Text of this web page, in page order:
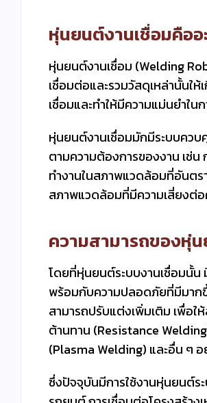
หุ่นยนต์งานเชื่อมคืออ
หุ่นยนต์งานเชื่อม (Welding
เชื่อมต่อและรวมวัสดุเหล่านั้นใ
เชื่อมและทำให้มีความแม่นยำใน
หุ่นยนต์งานเชื่อมมักมีระบบควบ
ตามความต้องการของงาน เช่น
ทำงานในสภาพแวดล้อมที่อันตร
สภาพแวดล้อมที่มีความเสี่ยงต่
ความสามารถของหุ่น
โดยที่หุ่นยนต์ระบบงานเชื่อมนั้น
พร้อมกับความปลอดภัยที่มีมาก
สามารถปรับแต่งเพิ่มเติม เพื่อใ
ต้านทาน (Resistance
(Plasma Welding) และอื่น ๆ
ซึ่งปัจจุบันมีการใช้งานหุ่นยนต์ร